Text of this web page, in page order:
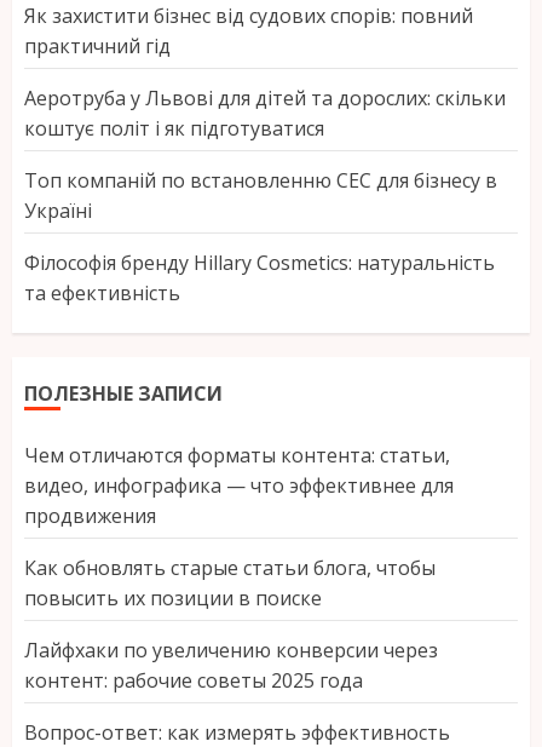
Як захистити бізнес від судових спорів: повний
практичний гід
Аеротруба у Львові для дітей та дорослих: скільки
коштує політ і як підготуватися
Топ компаній по встановленню СЕС для бізнесу в
Україні
Філософія бренду Hillary Cosmetics: натуральність
та ефективність
ПОЛЕЗНЫЕ ЗАПИСИ
Чем отличаются форматы контента: статьи,
видео, инфографика — что эффективнее для
продвижения
Как обновлять старые статьи блога, чтобы
повысить их позиции в поиске
Лайфхаки по увеличению конверсии через
контент: рабочие советы 2025 года
Вопрос-ответ: как измерять эффективность